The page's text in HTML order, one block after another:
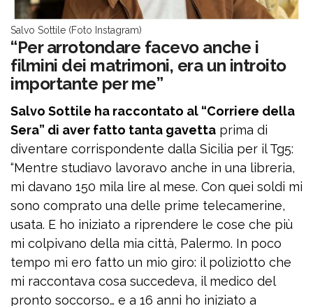
Salvo Sottile (Foto Instagram)
“Per arrotondare facevo anche i
filmini dei matrimoni, era un introito
importante per me”
Salvo Sottile ha raccontato al “Corriere della
Sera” di aver fatto tanta gavetta prima di
diventare corrispondente dalla Sicilia per il Tg5:
“Mentre studiavo lavoravo anche in una libreria,
mi davano 150 mila lire al mese. Con quei soldi mi
sono comprato una delle prime telecamerine,
usata. E ho iniziato a riprendere le cose che più
mi colpivano della mia città, Palermo. In poco
tempo mi ero fatto un mio giro: il poliziotto che
mi raccontava cosa succedeva, il medico del
pronto soccorso… e a 16 anni ho iniziato a